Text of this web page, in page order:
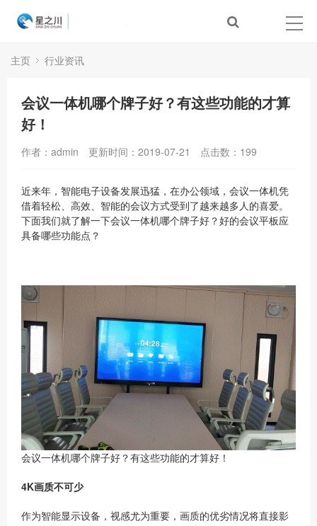
主页 行业资讯
会议一体机哪个牌子好？有这些功能的才算
好！
作者：admin 更新时间：2019-07-21 点击数： 199
近来年，智能电子设备发展迅猛，在办公领域，会议一体机凭
借着轻松、高效、智能的会议方式受到了越来越多人的喜爱。
下面我们就了解一下会议一体机哪个牌子好？好的会议平板应
具备哪些功能点？
会议一体机哪个牌子好？有这些功能的才算好！
4K画质不可少
作为智能显示设备，视感尤为重要，画质的优劣情况将直接影